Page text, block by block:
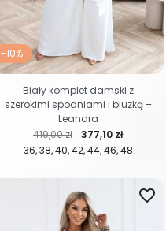
-10%
36 38 40 42 44 46 48
Cena regularna
419,00 zł Cena
377,10 zł
Biały komplet damski z
szerokimi spodniami i bluzką –
Leandra
favorite_border